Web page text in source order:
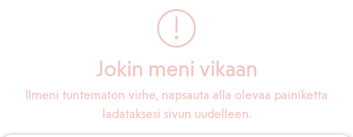
Jokin meni vikaan
Ilmeni tuntematon virhe, napsauta alla olevaa painiketta
ladataksesi sivun uudelleen.